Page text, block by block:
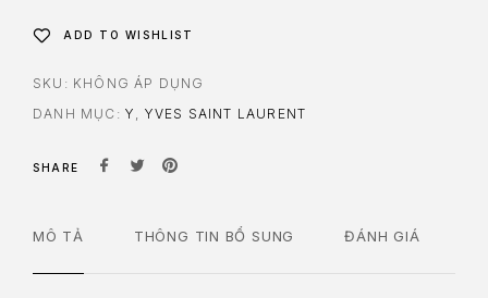
ADD TO WISHLIST
SKU: KHÔNG ÁP DỤNG
DANH MỤC: Y YVES SAINT LAURENT
SHARE
MÔ TẢ THÔNG TIN BỔ SUNG ĐÁNH GIÁ